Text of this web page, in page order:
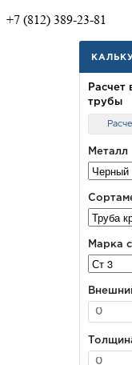
+7 (812) 389-23-81